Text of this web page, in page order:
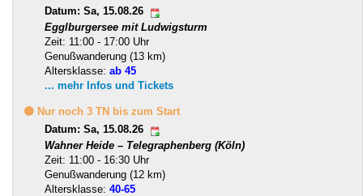
Datum: Sa, 15.08.26
Egglburgersee mit Ludwigsturm
Zeit: 11:00 - 17:00 Uhr
Genußwanderung (13 km)
Altersklasse: ab 45
... mehr Infos und Tickets
🟡 Nur noch 3 TN bis zum Start
Datum: Sa, 15.08.26
Wahner Heide – Telegraphenberg (Köln)
Zeit: 11:00 - 16:30 Uhr
Genußwanderung (12 km)
Altersklasse: 40-65